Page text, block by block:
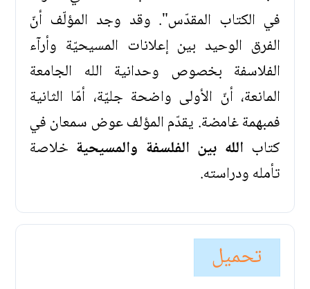
في الكتاب المقدّس". وقد وجد المؤلّف أنّ
الفرق الوحيد بين إعلانات المسيحيّة وأرآء
الفلاسفة بخصوص وحدانية الله الجامعة
المانعة، أنّ الأولى واضحة جليّة، أمّا الثانية
فمبهمة غامضة. يقدّم المؤلف عوض سمعان في
كتاب الله بين الفلسفة والمسيحية خلاصة
تأمله ودراسته.
تحميل